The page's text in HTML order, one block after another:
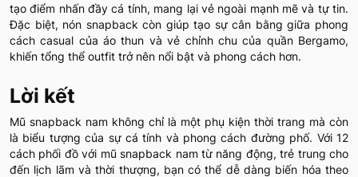
tạo điểm nhấn đầy cá tính, mang lại vẻ ngoài mạnh mẽ và tự tin.
Đặc biệt, nón snapback còn giúp tạo sự cân bằng giữa phong
cách casual của áo thun và vẻ chỉnh chu của quần Bergamo,
khiến tổng thể outfit trở nên nổi bật và phong cách hơn.
Lời kết
Mũ snapback nam không chỉ là một phụ kiện thời trang mà còn
là biểu tượng của sự cá tính và phong cách đường phố. Với 12
cách phối đồ với mũ snapback nam từ năng động, trẻ trung cho
đến lịch lãm và thời thượng, bạn có thể dễ dàng biến hóa theo